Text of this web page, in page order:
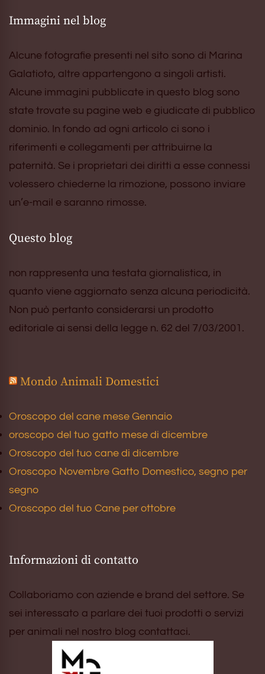
Immagini nel blog
Alcune fotografie presenti nel sito sono di Marina
Galatioto, altre appartengono a singoli artisti.
Alcune immagini pubblicate in questo blog sono
state trovate su pagine web e giudicate di pubblico
dominio. In fondo ad ogni articolo ci sono i
riferimenti e collegamenti per attribuirne la
paternità. Se i proprietari dei diritti a esse connessi
volessero chiederne la rimozione, possono inviare
un’e-mail e saranno rimosse.
Questo blog
non rappresenta una testata giornalistica, in
quanto viene aggiornato senza alcuna periodicità.
Non può pertanto considerarsi un prodotto
editoriale ai sensi della legge n. 62 del 7/03/2001.
Mondo Animali Domestici
Oroscopo del cane mese Gennaio
oroscopo del tuo gatto mese di dicembre
Oroscopo del tuo cane di dicembre
Oroscopo Novembre Gatto Domestico, segno per
segno
Oroscopo del tuo Cane per ottobre
Informazioni di contatto
Collaboriamo con aziende e brand del settore. Se
sei interessato a parlare dei tuoi prodotti o servizi
per animali nel nostro blog contattaci.